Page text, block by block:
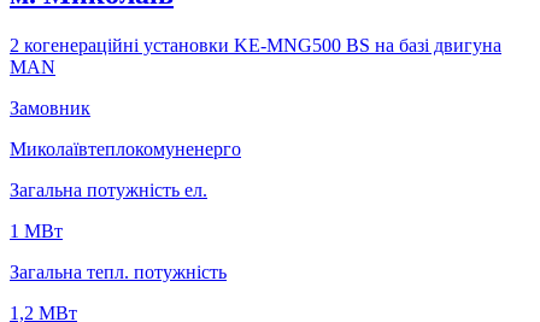
2 когенерацiйнi установки KE-MNG500 BS на базi двигуна
MAN
Замовник
Миколаївтеплокомуненерго
Загальна потужність ел.
1 MВт
Загальна тепл. потужність
1,2 МВт